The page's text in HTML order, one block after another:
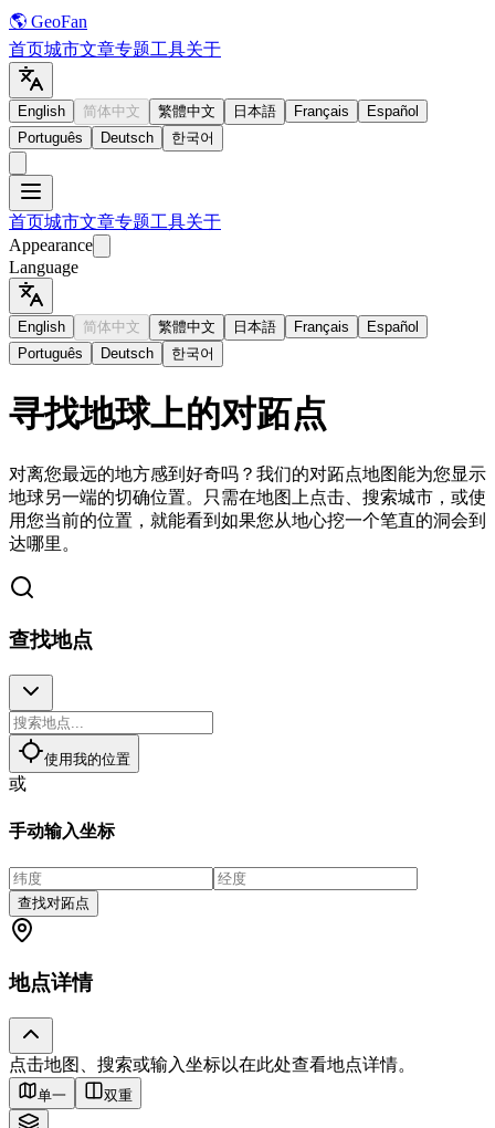
🌎 GeoFan
首页城市文章专题工具关于
English 简体中文 繁體中文 日本語 Français
Español
Português
Deutsch 한국어
首页城市文章专题工具关于
Appearance
Language
English 简体中文 繁體中文 日本語 Français
Español
Português
Deutsch 한국어
寻找地球上的对跖点
对离您最远的地方感到好奇吗？我们的对跖点地图能为您显示
地球另一端的切确位置。只需在地图上点击、搜索城市，或使
用您当前的位置，就能看到如果您从地心挖一个笔直的洞会到
达哪里。
查找地点
使用我的位置
或
手动输入坐标
查找对跖点
地点详情
点击地图、搜索或输入坐标以在此处查看地点详情。
Tiles © Esri — Source: Esri, i-cubed, USDA, USGS, AEX, GeoEye,
Getmapping, Aerogrid, IGN, IGP, UPR-EGP, and the GIS User Community
单一 双重